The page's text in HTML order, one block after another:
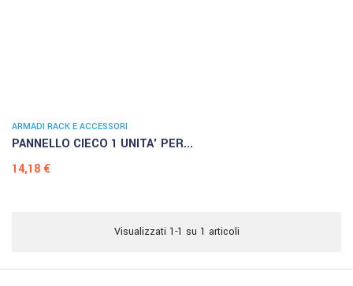
ARMADI RACK E ACCESSORI
PANNELLO CIECO 1 UNITA' PER...
Prezzo
14,18 €
Visualizzati 1-1 su 1 articoli